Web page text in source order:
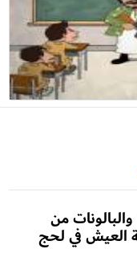
من
العيش في لحج